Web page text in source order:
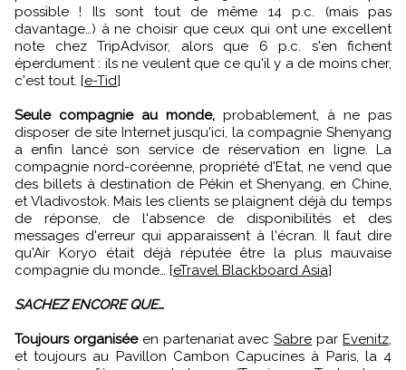
possible ! Ils sont tout de même 14 p.c. (mais pas
davantage…) à ne choisir que ceux qui ont une excellent
note chez TripAdvisor, alors que 6 p.c. s'en fichent
éperdument : ils ne veulent que ce qu'il y a de moins cher,
c'est tout. [e-Tid]
Seule compagnie au monde, probablement, à ne pas
disposer de site Internet jusqu'ici, la compagnie Shenyang
a enfin lancé son service de réservation en ligne. La
compagnie nord-coréenne, propriété d'Etat, ne vend que
des billets à destination de Pékin et Shenyang, en Chine,
et Vladivostok. Mais les clients se plaignent déjà du temps
de réponse, de l'absence de disponibilités et des
messages d'erreur qui apparaissent à l'écran. Il faut dire
qu'Air Koryo était déjà réputée être la plus mauvaise
compagnie du monde… [eTravel Blackboard Asia]
SACHEZ ENCORE QUE…
Toujours organisée en partenariat avecSabre parEvenitz,
et toujours au Pavillon Cambon Capucines à Paris, la 4